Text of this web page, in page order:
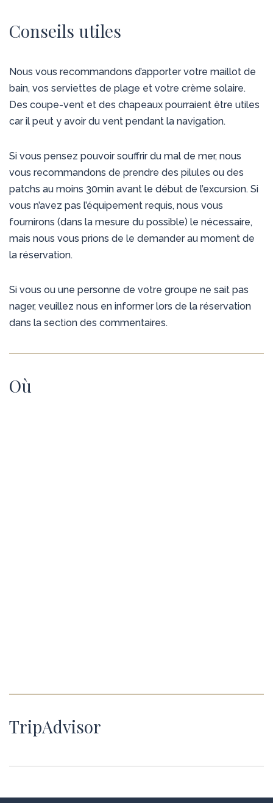
Conseils utiles
Nous vous recommandons d’apporter votre maillot de
bain, vos serviettes de plage et votre crème solaire.
Des coupe-vent et des chapeaux pourraient être utiles
car il peut y avoir du vent pendant la navigation.
Si vous pensez pouvoir souffrir du mal de mer, nous
vous recommandons de prendre des pilules ou des
patchs au moins 30min avant le début de l’excursion. Si
vous n’avez pas l’équipement requis, nous vous
fournirons (dans la mesure du possible) le nécessaire,
mais nous vous prions de le demander au moment de
la réservation.
Si vous ou une personne de votre groupe ne sait pas
nager, veuillez nous en informer lors de la réservation
dans la section des commentaires.
Où
TripAdvisor